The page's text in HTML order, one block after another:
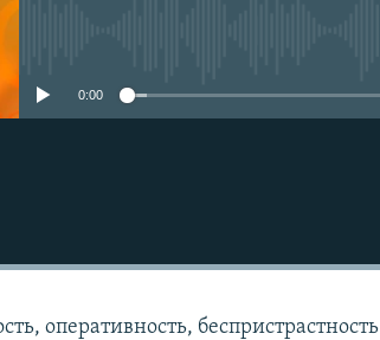
0:00
оперативность, беспристрастность